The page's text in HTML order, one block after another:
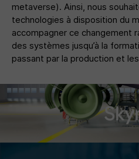
metaverse). Ainsi, nous
technologies à disposition du
accompagner ce changement
des systèmes jusqu’à la
passant par la production et